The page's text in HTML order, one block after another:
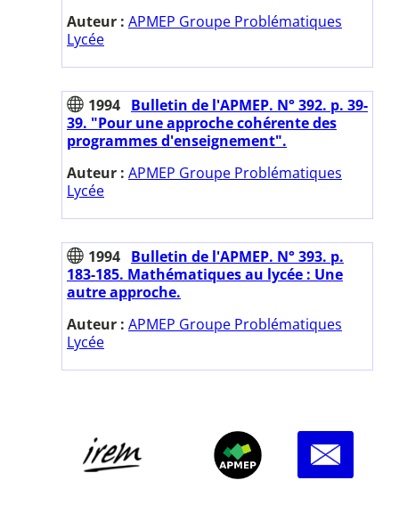
Auteur : APMEP Groupe Problématiques
Lycée
1994 Bulletin de l'APMEP. N° 392. p. 39-
39. "Pour une approche cohérente des
programmes d'enseignement".
Auteur : APMEP Groupe Problématiques
Lycée
1994 Bulletin de l'APMEP. N° 393. p.
183-185. Mathématiques au lycée : Une
autre approche.
Auteur : APMEP Groupe Problématiques
Lycée